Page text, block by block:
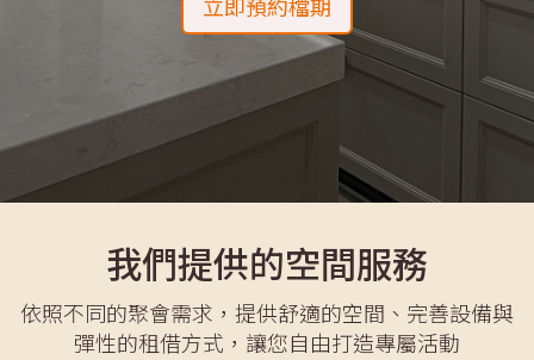
立即預約檔期
我們提供的空間服務
依照不同的聚會需求，提供舒適的空間、完善設備與
彈性的租借方式，讓您自由打造專屬活動